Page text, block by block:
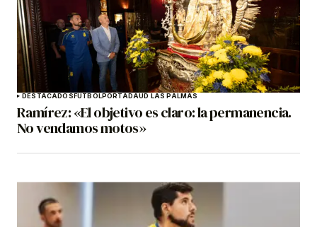
DESTACADOS FÚTBOLPORTADAUD LAS PALMAS
Ramírez: «El objetivo es claro: la permanencia.
No vendamos motos»